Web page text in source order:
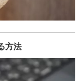
方法